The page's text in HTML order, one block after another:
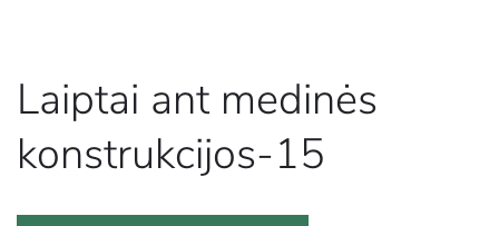
Laiptai ant medinės
konstrukcijos-15